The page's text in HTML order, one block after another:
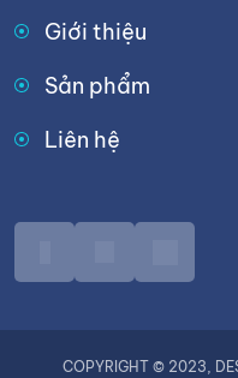
Giới thiệu
Sản phẩm
Liên hệ
COPYRIGHT © 2023,